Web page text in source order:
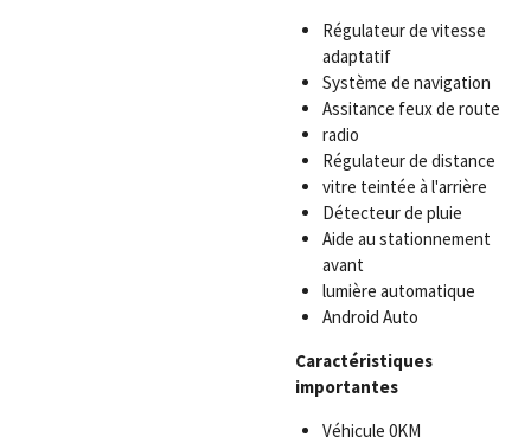
Régulateur de vitesse
adaptatif
Système de navigation
Assitance feux de route
radio
Régulateur de distance
vitre teintée à l'arrière
Détecteur de pluie
Aide au stationnement
avant
lumière automatique
Android Auto
Caractéristiques
importantes
Véhicule 0KM